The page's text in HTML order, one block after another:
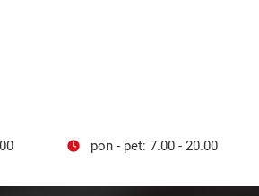
pon - pet: 7.00 - 20.00